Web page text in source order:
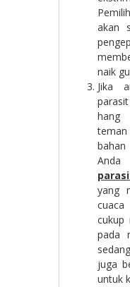
akan
naik
Jika
hang
bahan
yang
cukup
pada
juga
untuk